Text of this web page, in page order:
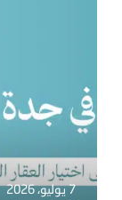
7 يوليو، 2026